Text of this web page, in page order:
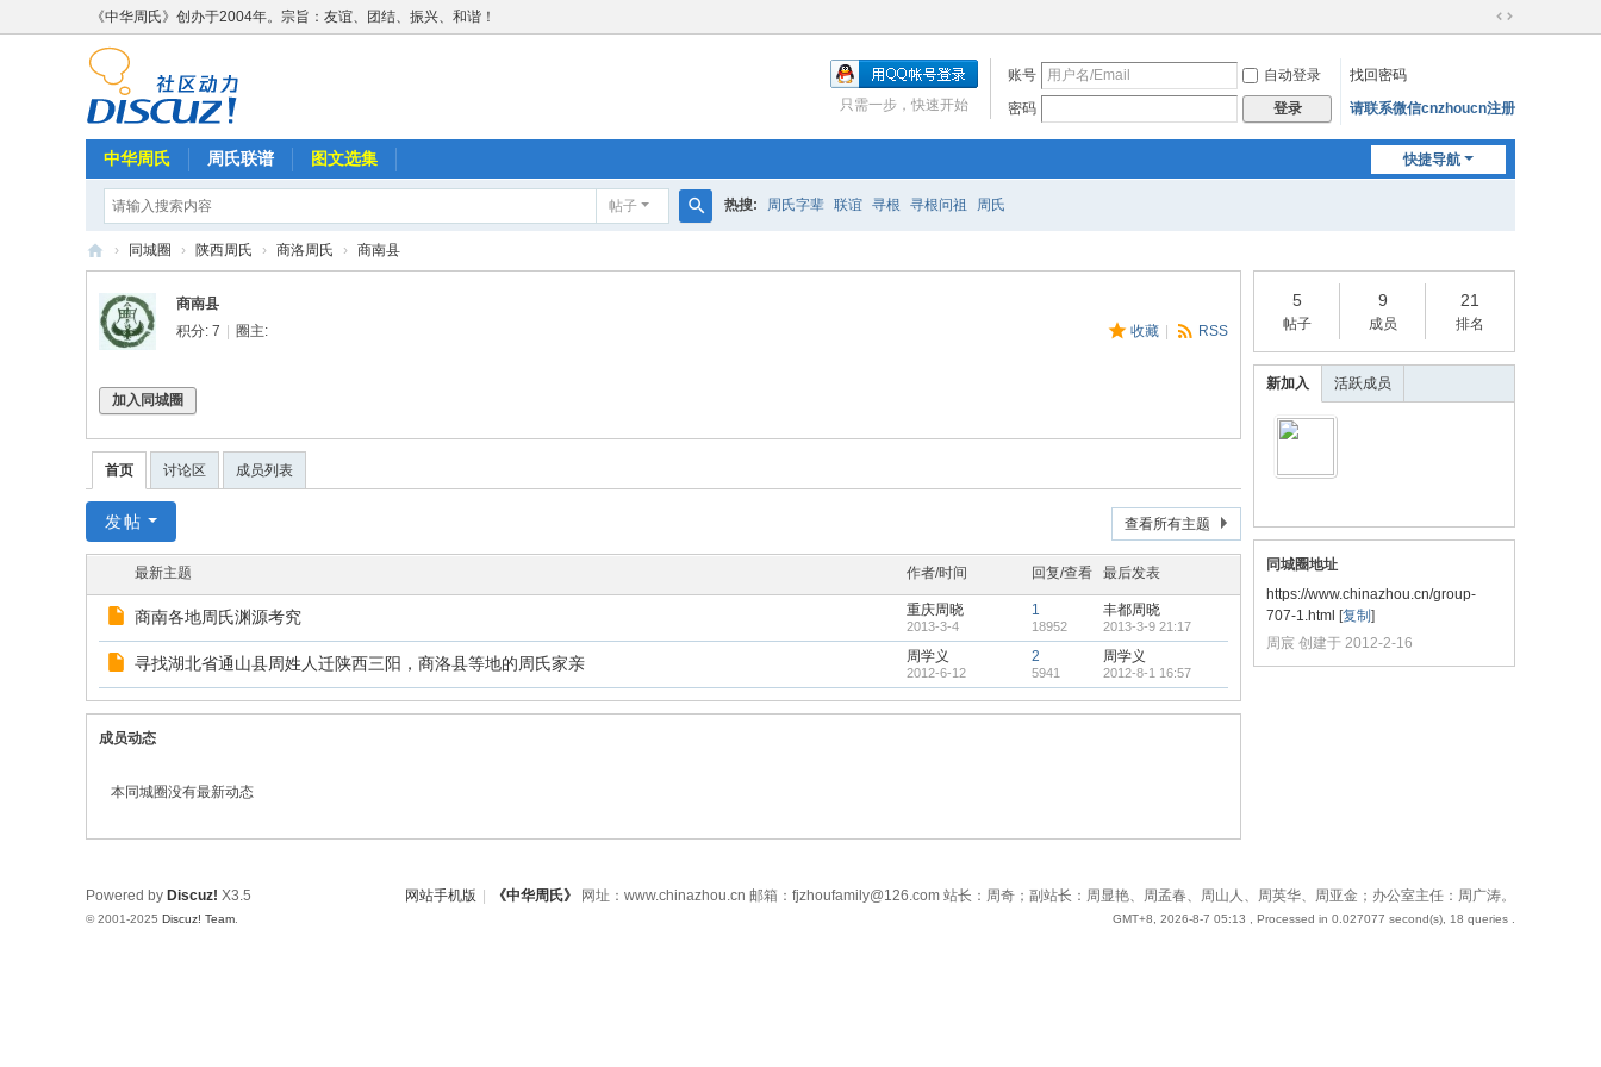
《中华周氏》创办于2004年。宗旨：友谊、团结、振兴、和谐！
切
宽
账号 自动登录
找回密码
密码
登录 请联系微信cnzhoucn注册
只需一步，快速开始
快捷导航
中华周氏 周氏联谱 图文选集
帖子
索
热搜: 周氏字辈 联谊 寻根 寻根问祖 周氏
中
华
周
》
w
w.
ch
ho
u.
旨
友
› 同城圈 › 陕西周氏 › 商洛周氏 › 商南县
商南县
收藏
RSS
积分: 7 圈主:
加入同城圈
首页 讨论区 成员列表
查看所有主题
发帖
最新主题 作者/时间 回复/查看 最后发表
商南各地周氏渊源考究 重庆周晓
2013-3-4
1
18952
丰都周晓
2013-3-9 21:17
寻找湖北省通山县周姓人迁陕西三阳，商洛县等地的周氏家亲 周学义
2012-6-12
2
5941
周学义
2012-8-1 16:57
成员动态
本同城圈没有最新动态
5
帖子
9
成员
21
排名
新加入 活跃成员
同城圈地址
https://www.chinazhou.cn/group-
707-1.html [复制 ]
周宸 创建于 2012-2-16
网站手机版 《中华周氏》 网址：www.chinazhou.cn 邮箱：fjzhoufamily@126.com 站长：周奇；副站长：周显艳、周孟春、周山人、周英华、周亚金；办公室主任：周广涛。
GMT+8, 2026-8-7 05:13 , Processed in 0.027077 second(s), 18 queries .
Powered by Discuz! X3.5
© 2001-2025 Discuz! Team